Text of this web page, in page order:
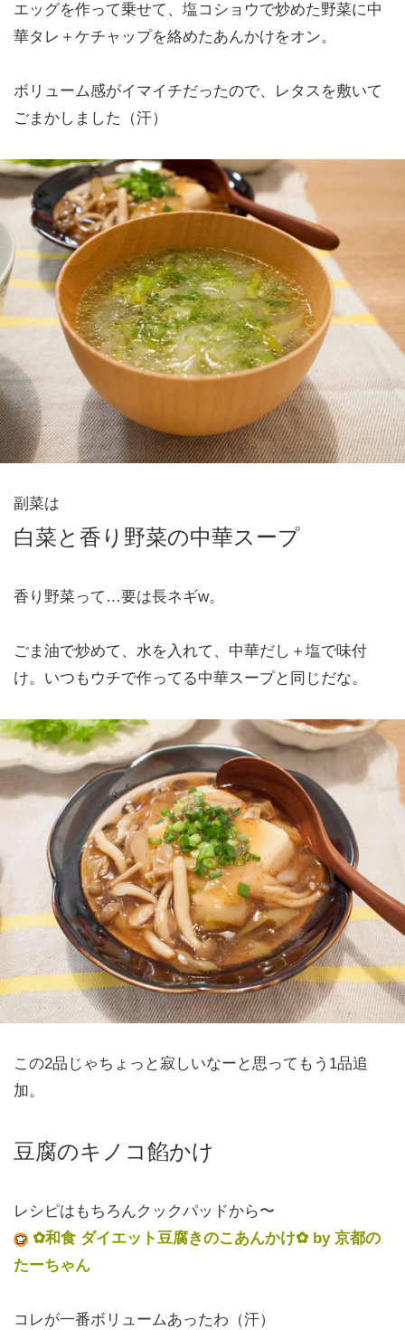
エッグを作って乗せて、塩コショウで炒めた野菜に中
華タレ＋ケチャップを絡めたあんかけをオン。
ボリューム感がイマイチだったので、レタスを敷いて
ごまかしました（汗）
副菜は
白菜と香り野菜の中華スープ
香り野菜って…要は長ネギw。
ごま油で炒めて、水を入れて、中華だし＋塩で味付
け。いつもウチで作ってる中華スープと同じだな。
この2品じゃちょっと寂しいなーと思ってもう1品追
加。
豆腐のキノコ餡かけ
レシピはもちろんクックパッドから〜
✿和食 ダイエット豆腐きのこあんかけ✿ by 京都の
たーちゃん
コレが一番ボリュームあったわ（汗）